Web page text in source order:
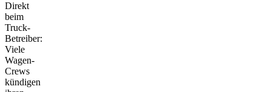
Direkt
beim
Truck-
Betreiber:
Viele
Wagen-
Crews
kündigen